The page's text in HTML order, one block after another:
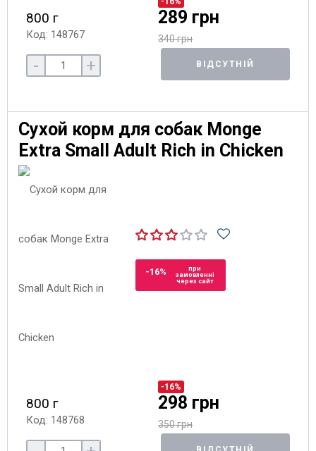
800 г
Код: 148767
289 грн
340 грн
- + ВІДСУТНІЙ
Сухой корм для собак Monge
Extra Small Adult Rich in Chicken
-16%
при
замовленні
через сайт
800 г
Код: 148768
-16%
298 грн
350 грн